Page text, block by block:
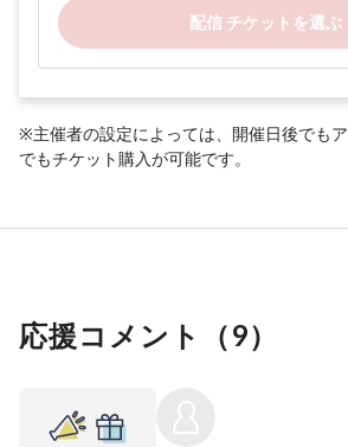
配信 チケットを選ぶ
※主催者の設定によっては、開催日後でも
でもチケット購入が可能です。
応援コメント（9）